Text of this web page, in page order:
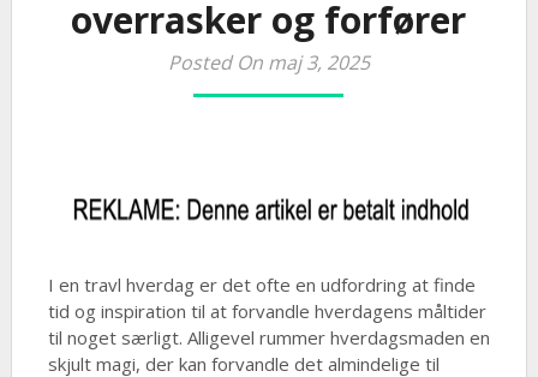
overrasker og forfører
Posted On maj 3, 2025
I en travl hverdag er det ofte en udfordring at finde
tid og inspiration til at forvandle hverdagens måltider
til noget særligt. Alligevel rummer hverdagsmaden en
skjult magi, der kan forvandle det almindelige til